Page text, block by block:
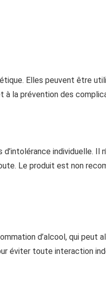
Elles peuvent être
à la prévention des
individuelle. Il
Le produit est non
d’alcool, qui peut
éviter toute interaction